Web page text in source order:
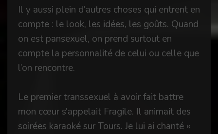
Il y aussi plein d’autres choses qui entrent en
compte : le look, les idées, les goûts. Quand
on est pansexuel, on prend surtout en
compte la personnalité de celui ou celle que
l’on rencontre.
Le premier transsexuel à avoir fait battre
mon cœur s’appelait Fragile. Il animait des
soirées karaoké sur Tours. Je lui ai chanté «